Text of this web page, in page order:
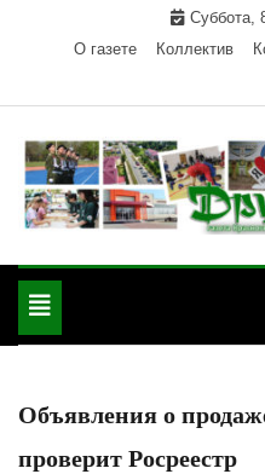
Суббота,
О газете
Коллектив
Красногвардейского
Toggle
navigation
Объявления о
проверит Росреестр